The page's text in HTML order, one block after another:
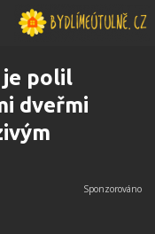
je polil
dveřmi